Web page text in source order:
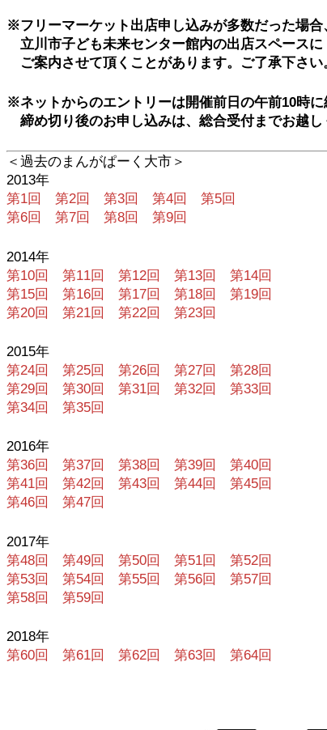
※フリーマーケット出店申し込みが多数だった場合
立川市子ども未来センター館内の出店スペースに
ご案内させて頂くことがあります。ご了承下さい
※ネットからのエントリーは開催前日の午前10時に
締め切り後のお申し込みは、総合受付までお越し
＜過去のまんがぱーく大市＞
2013年
第1回
第2回 第3回 第4回
第5回
第6回
第7回 第8回 第9回
2014年
第10回
第11回 第12回 第13回
第14回
第15回
第16回 第17回 第18回
第19回
第20回
第21回 第22回 第23回
2015年
第24回
第25回 第26回 第27回
第28回
第29回
第30回 第31回 第32回
第33回
第34回
第35回
2016年
第36回
第37回 第38回 第39回
第40回
第41回
第42回 第43回 第44回
第45回
第46回
第47回
2017年
第48回
第49回 第50回 第51回
第52回
第53回
第54回 第55回 第56回
第57回
第58回
第59回
2018年
第60回
第61回 第62回 第63回 第64回